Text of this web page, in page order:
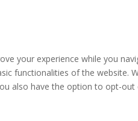
your experience while you
functionalities of the website.
also have the option to opt-